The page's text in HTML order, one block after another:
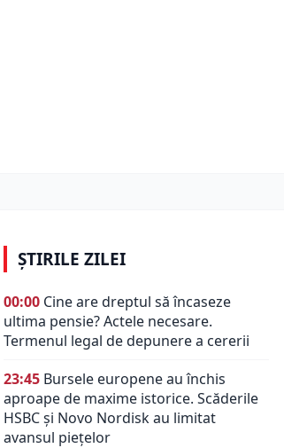
ȘTIRILE ZILEI
00:00 Cine are dreptul să încaseze
ultima pensie? Actele necesare.
Termenul legal de depunere a cererii
23:45 Bursele europene au închis
aproape de maxime istorice. Scăderile
HSBC și Novo Nordisk au limitat
avansul piețelor